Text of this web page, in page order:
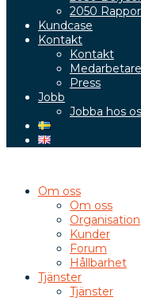
2050
Kundcase
Kontakt
Kontakt
Medarbetare
Press
Jobb
Jobba hos
Om oss
Om oss
Organisation
Kunder
Forum
Hållbarhet
Tjänster
Tjänster